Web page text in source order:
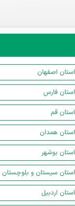
استان اصفهان
استان فارس
استان قم
استان همدان
استان بوشهر
استان سیستان و بلوچستان
استان اردبیل